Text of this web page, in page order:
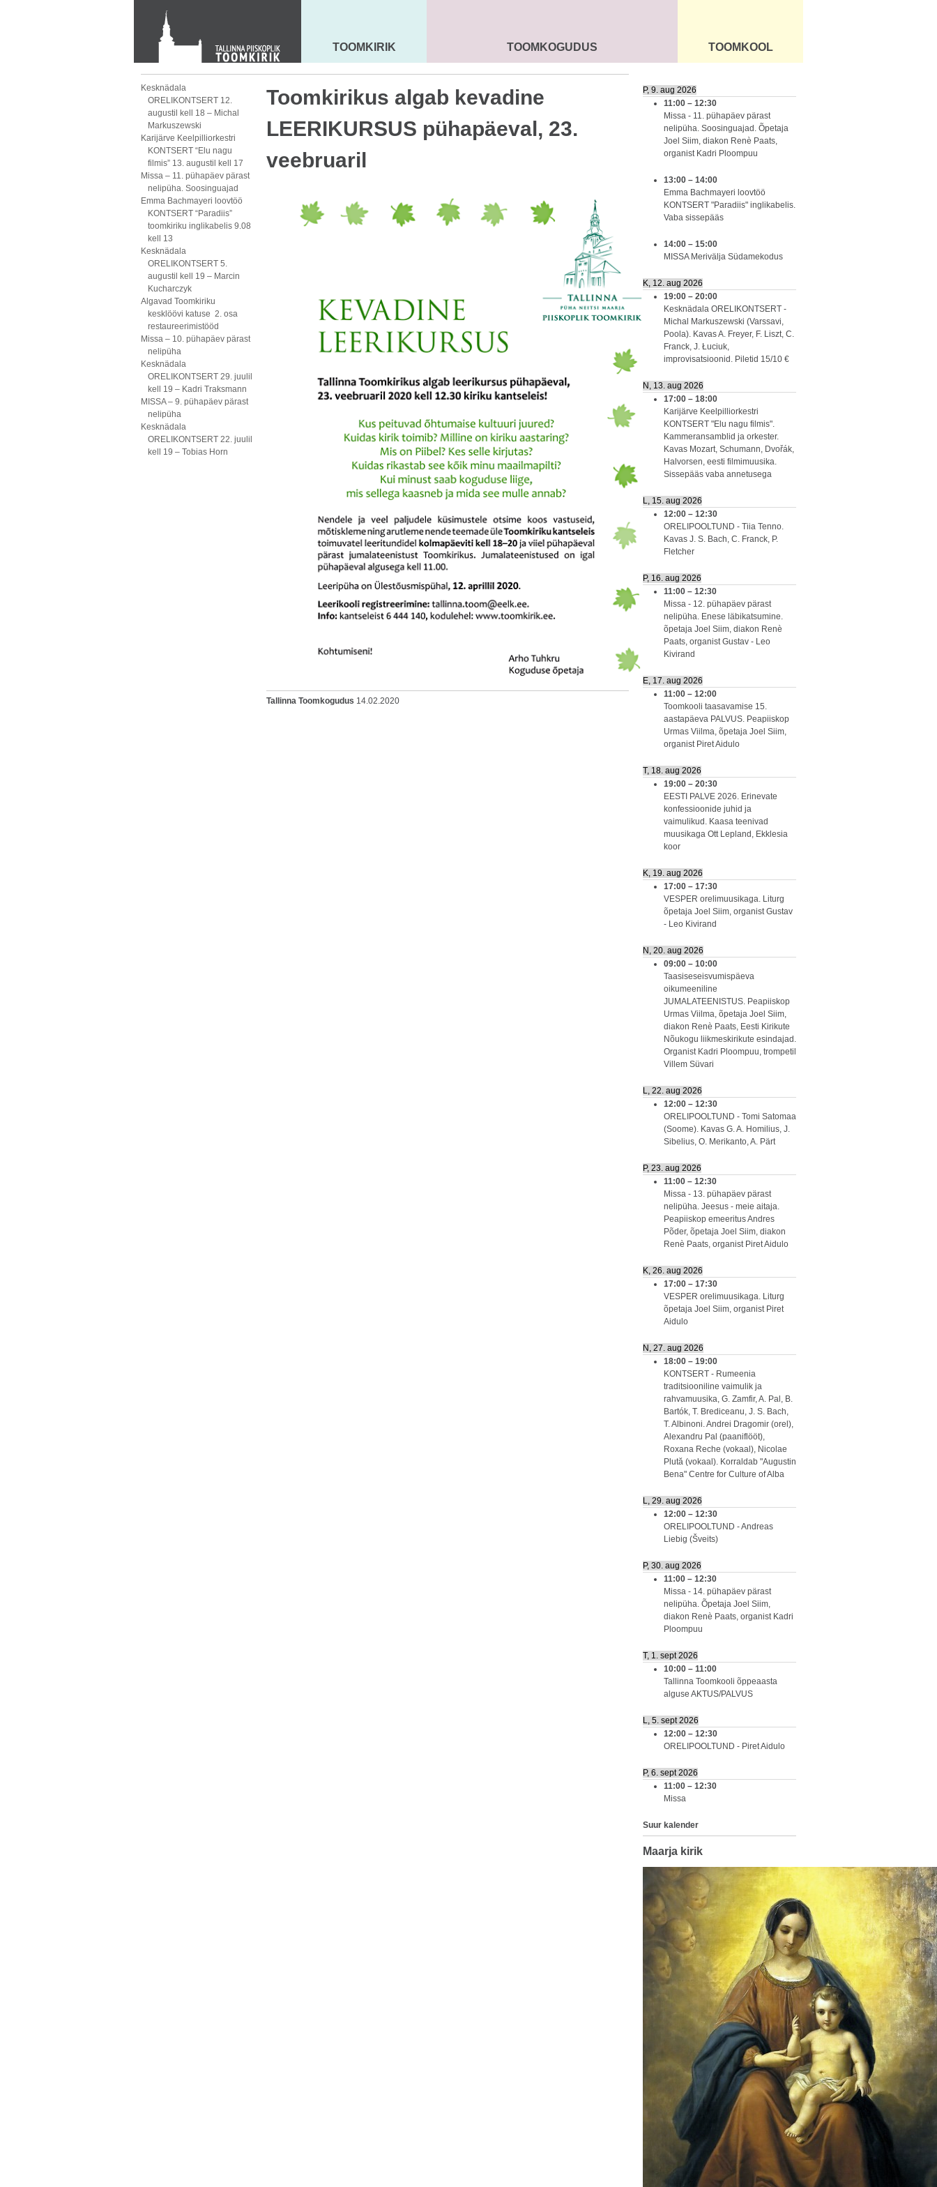
Toom-Kooli 6, 10130 TALLINN
tallinna.toom
+372 644 4140
MAARJA KIRIK
TOOMKIRIK SEENIORID KOGUDUS
TOOMKOGUDUS ÜLDINFO
TOOMKOOL
Kesknädala
ORELIKONTSERT 12.
augustil kell 18 – Michal
Markuszewski
Karijärve Keelpilliorkestri
KONTSERT “Elu nagu
filmis” 13. augustil kell 17
Missa – 11. pühapäev pärast
nelipüha. Soosinguajad
Emma Bachmayeri loovtöö
KONTSERT “Paradiis”
toomkiriku inglikabelis 9.08
kell 13
Kesknädala
ORELIKONTSERT 5.
augustil kell 19 – Marcin
Kucharczyk
Algavad Toomkiriku
kesklöövi katuse 2. osa
restaureerimistööd
Missa – 10. pühapäev pärast
nelipüha
Kesknädala
ORELIKONTSERT 29. juulil
kell 19 – Kadri Traksmann
MISSA – 9. pühapäev pärast
nelipüha
Kesknädala
ORELIKONTSERT 22. juulil
kell 19 – Tobias Horn
Toomkirikus algab kevadine
LEERIKURSUS pühapäeval, 23.
veebruaril
Tallinna Toomkogudus 14.02.2020
P, 9. aug 2026
11:00 – 12:30
Missa - 11. pühapäev pärast
nelipüha. Soosinguajad. Õpetaja
Joel Siim, diakon Renè Paats,
organist Kadri Ploompuu
13:00 – 14:00
Emma Bachmayeri loovtöö
KONTSERT "Paradiis" inglikabelis.
Vaba sissepääs
14:00 – 15:00
MISSA Merivälja Südamekodus
K, 12. aug 2026
19:00 – 20:00
Kesknädala ORELIKONTSERT -
Michal Markuszewski (Varssavi,
Poola). Kavas A. Freyer, F. Liszt, C.
Franck, J. Łuciuk,
improvisatsioonid. Piletid 15/10 €
N, 13. aug 2026
17:00 – 18:00
Karijärve Keelpilliorkestri
KONTSERT "Elu nagu filmis".
Kammeransamblid ja orkester.
Kavas Mozart, Schumann, Dvořák,
Halvorsen, eesti filmimuusika.
Sissepääs vaba annetusega
L, 15. aug 2026
12:00 – 12:30
ORELIPOOLTUND - Tiia Tenno.
Kavas J. S. Bach, C. Franck, P.
Fletcher
P, 16. aug 2026
11:00 – 12:30
Missa - 12. pühapäev pärast
nelipüha. Enese läbikatsumine.
õpetaja Joel Siim, diakon Renè
Paats, organist Gustav - Leo
Kivirand
E, 17. aug 2026
11:00 – 12:00
Toomkooli taasavamise 15.
aastapäeva PALVUS. Peapiiskop
Urmas Viilma, õpetaja Joel Siim,
organist Piret Aidulo
T, 18. aug 2026
19:00 – 20:30
EESTI PALVE 2026. Erinevate
konfessioonide juhid ja
vaimulikud. Kaasa teenivad
muusikaga Ott Lepland, Ekklesia
koor
K, 19. aug 2026
17:00 – 17:30
VESPER orelimuusikaga. Liturg
õpetaja Joel Siim, organist Gustav
- Leo Kivirand
N, 20. aug 2026
09:00 – 10:00
Taasiseseisvumispäeva
oikumeeniline
JUMALATEENISTUS. Peapiiskop
Urmas Viilma, õpetaja Joel Siim,
diakon Renè Paats, Eesti Kirikute
Nõukogu liikmeskirikute esindajad.
Organist Kadri Ploompuu, trompetil
Villem Süvari
L, 22. aug 2026
12:00 – 12:30
ORELIPOOLTUND - Tomi Satomaa
(Soome). Kavas G. A. Homilius, J.
Sibelius, O. Merikanto, A. Pärt
P, 23. aug 2026
11:00 – 12:30
Missa - 13. pühapäev pärast
nelipüha. Jeesus - meie aitaja.
Peapiiskop emeeritus Andres
Põder, õpetaja Joel Siim, diakon
Renè Paats, organist Piret Aidulo
K, 26. aug 2026
17:00 – 17:30
VESPER orelimuusikaga. Liturg
õpetaja Joel Siim, organist Piret
Aidulo
N, 27. aug 2026
18:00 – 19:00
KONTSERT - Rumeenia
traditsiooniline vaimulik ja
rahvamuusika, G. Zamfir, A. Pal, B.
Bartók, T. Brediceanu, J. S. Bach,
T. Albinoni. Andrei Dragomir (orel),
Alexandru Pal (paaniflööt),
Roxana Reche (vokaal), Nicolae
Plută (vokaal). Korraldab "Augustin
Bena" Centre for Culture of Alba
L, 29. aug 2026
12:00 – 12:30
ORELIPOOLTUND - Andreas
Liebig (Šveits)
P, 30. aug 2026
11:00 – 12:30
Missa - 14. pühapäev pärast
nelipüha. Õpetaja Joel Siim,
diakon Renè Paats, organist Kadri
Ploompuu
T, 1. sept 2026
10:00 – 11:00
Tallinna Toomkooli õppeaasta
alguse AKTUS/PALVUS
L, 5. sept 2026
12:00 – 12:30
ORELIPOOLTUND - Piret Aidulo
P, 6. sept 2026
11:00 – 12:30
Missa
Suur kalender
Maarja kirik